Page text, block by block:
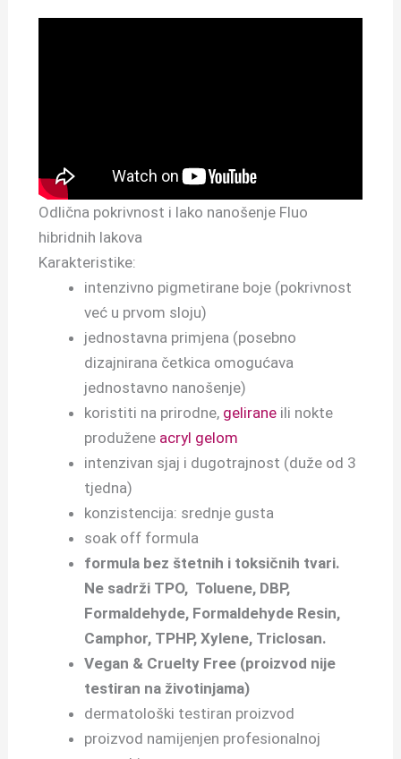
Odlična pokrivnost i lako nanošenje Fluo
hibridnih lakova
Karakteristike:
intenzivno pigmetirane boje (pokrivnost
već u prvom sloju)
jednostavna primjena (posebno
dizajnirana četkica omogućava
jednostavno nanošenje)
koristiti na prirodne, gelirane ili nokte
produžene acryl gelom
intenzivan sjaj i dugotrajnost (duže od 3
tjedna)
konzistencija: srednje gusta
soak off formula
formula bez štetnih i toksičnih tvari.
Ne sadrži TPO, Toluene, DBP,
Formaldehyde, Formaldehyde Resin,
Camphor, TPHP, Xylene, Triclosan.
Vegan & Cruelty Free (proizvod nije
testiran na životinjama)
dermatološki testiran proizvod
proizvod namijenjen profesionalnoj